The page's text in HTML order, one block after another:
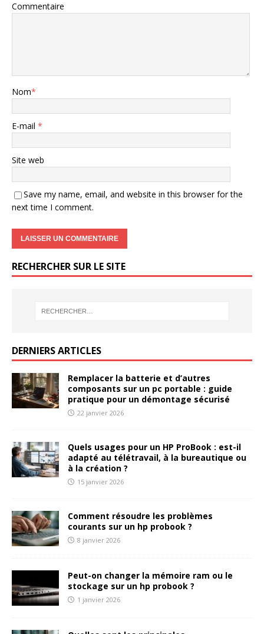
Commentaire
Nom*
E-mail *
Site web
Save my name, email, and website in this browser for the
next time I comment.
RECHERCHER SUR LE SITE
DERNIERS ARTICLES
Remplacer la batterie et d’autres
composants sur un pc portable : guide
pratique pour un démontage sécurisé
22 janvier 2026
Quels usages pour un HP ProBook : est-il
adapté au télétravail, à la bureautique ou
à la création ?
15 janvier 2026
Comment résoudre les problèmes
courants sur un hp probook ?
8 janvier 2026
Peut-on changer la mémoire ram ou le
stockage sur un hp probook ?
1 janvier 2026